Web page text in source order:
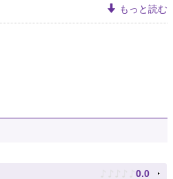
もっと読む
♪ ♪ ♪ ♪ ♪ 0.0